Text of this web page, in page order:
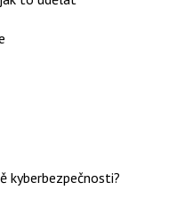
kyberbezpečnosti?